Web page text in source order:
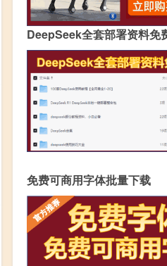
DeepSeek全套部署资料免
免费可商用字体批量下载